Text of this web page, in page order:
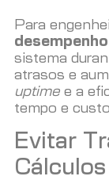
Para
sistema
atrasos e
uptime e a
tempo e
Evitar
Cálculos